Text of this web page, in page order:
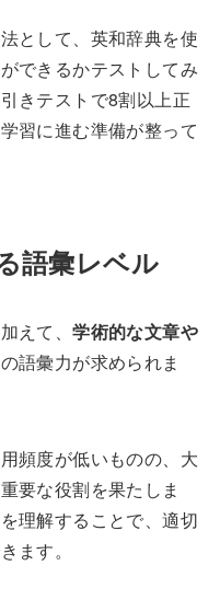
として、英和辞典を使
できるかテストしてみ
きテストで8割以上正
習に進む準備が整って
語彙レベル
えて、学術的な文章や
語彙力が求められま
頻度が低いものの、大
要な役割を果たしま
理解することで、適切
ます。